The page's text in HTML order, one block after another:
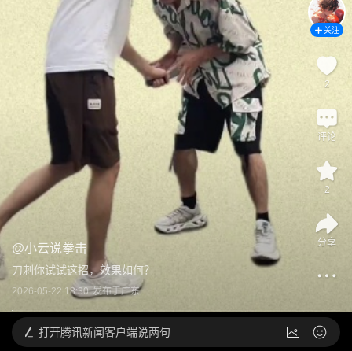
@小云说拳击
刀刺你试试这招，效果如何？
2026-05-22 18:30 发布于广东
关注
2
评论
2
分享
打开腾讯新闻客户端说两句